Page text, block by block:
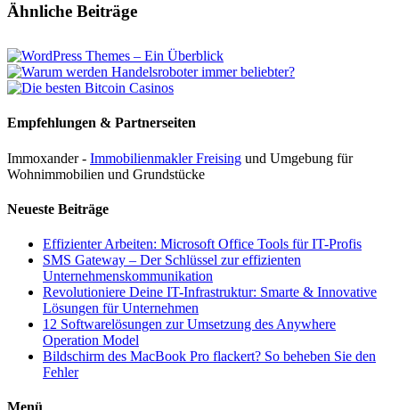
Facebook
Twitter
Reddit
LinkedIn
WhatsApp
Tumblr
Pinterest
Vk
E-
Ähnliche Beiträge
Empfehlungen & Partnerseiten
Immoxander - Immobilienmakler Freising und Umgebung für
Wohnimmobilien und Grundstücke
Neueste Beiträge
Effizienter Arbeiten: Microsoft Office Tools für IT-Profis
SMS Gateway – Der Schlüssel zur effizienten
Unternehmenskommunikation
Revolutioniere Deine IT-Infrastruktur: Smarte & Innovative
Lösungen für Unternehmen
12 Softwarelösungen zur Umsetzung des Anywhere
Operation Model
Bildschirm des MacBook Pro flackert? So beheben Sie den
Fehler